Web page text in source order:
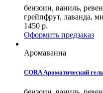
бензоин, ваниль,
грейпфрут, лаванда,
1450 р.
Оформить предзаказ
Аромаванна
CORA Ароматический